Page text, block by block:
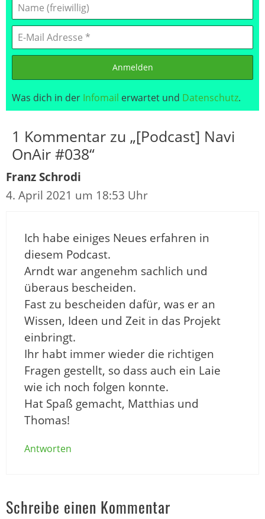
Anmelden
Was dich in der Infomail erwartet und Datenschutz.
1 Kommentar zu „[Podcast] Navi
OnAir #038“
Franz Schrodi
4. April 2021 um 18:53 Uhr
Ich habe einiges Neues erfahren in
diesem Podcast.
Arndt war angenehm sachlich und
überaus bescheiden.
Fast zu bescheiden dafür, was er an
Wissen, Ideen und Zeit in das Projekt
einbringt.
Ihr habt immer wieder die richtigen
Fragen gestellt, so dass auch ein Laie
wie ich noch folgen konnte.
Hat Spaß gemacht, Matthias und
Thomas!
Antworten
Schreibe einen Kommentar